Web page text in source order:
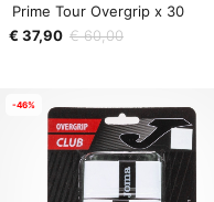
Prime Tour Overgrip x 30
€ 37,90 € 60,00
-46%